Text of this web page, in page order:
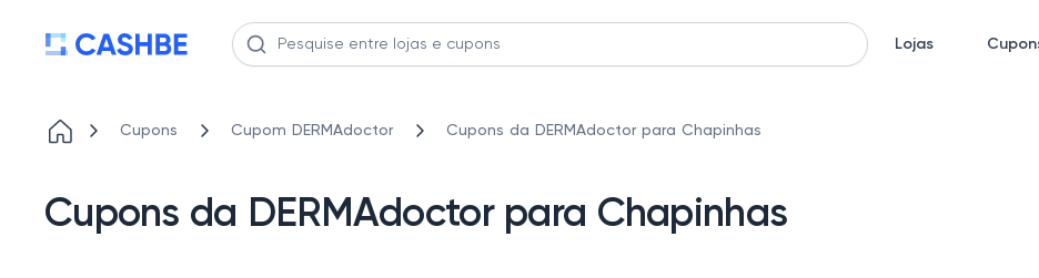
Lojas
Cupons Cupom DERMAdoctor Cupons da DERMAdoctor para Chapinhas
Cupons da DERMAdoctor para Chapinhas